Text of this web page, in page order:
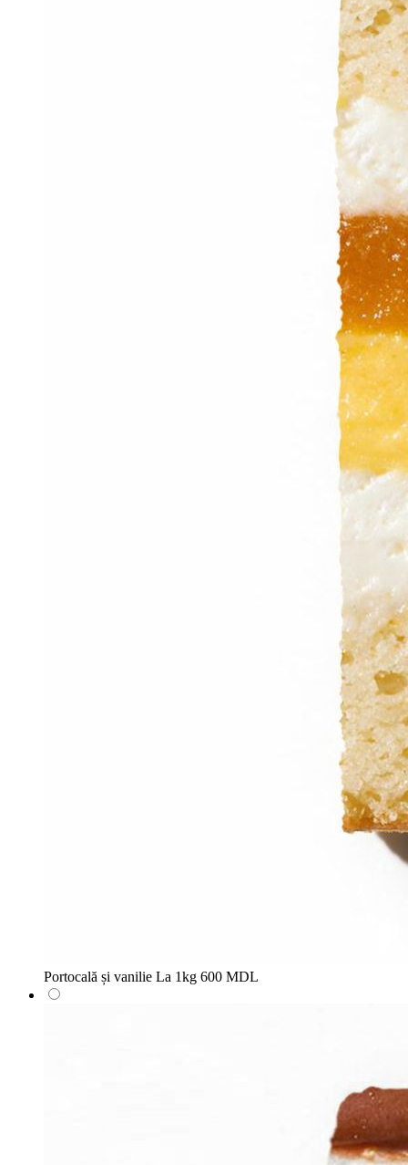
Portocală și vanilie La 1kg 600 MDL